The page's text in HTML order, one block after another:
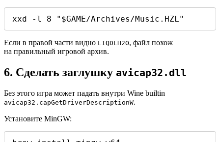
xxd -l 8 "$GAME/Archives/Music.HZL"
Если в правой части видно LIQDLH2O, файл похож
на правильный игровой архив.
6. Сделать заглушку avicap32.dll
Без этого игра может падать внутри Wine builtin
avicap32.capGetDriverDescriptionW.
Установите MinGW: